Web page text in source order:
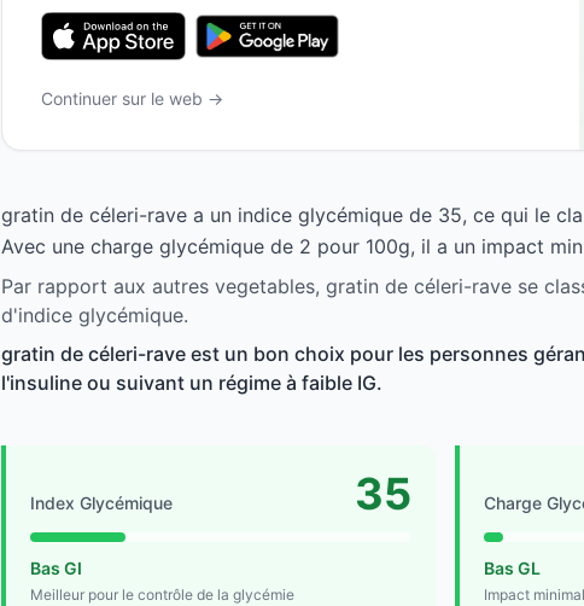
Continuer sur le web →
gratin de céleri-rave a un indice glycémique de 35, ce qui le
Avec une charge glycémique de 2 pour 100g, il a un impact
Par rapport aux autres vegetables, gratin de céleri-rave se
d'indice glycémique.
gratin de céleri-rave est un bon choix pour les personnes
l'insuline ou suivant un régime à faible IG.
Index Glycémique 35
Bas GI
Meilleur pour le contrôle de la glycémie
Charge
Bas GL
Impact